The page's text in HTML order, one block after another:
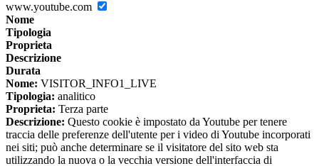
www.youtube.com
Nome
Tipologia
Proprieta
Descrizione
Durata
Nome: VISITOR_INFO1_LIVE
Tipologia: analitico
Proprieta: Terza parte
Descrizione: Questo cookie è impostato da Youtube per tenere
traccia delle preferenze dell'utente per i video di Youtube incorporati
nei siti; può anche determinare se il visitatore del sito web sta
utilizzando la nuova o la vecchia versione dell'interfaccia di